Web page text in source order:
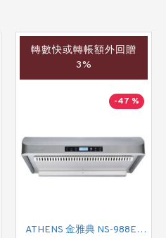
轉數快或轉帳額外回贈
3%
-47 %
ATHENS 金雅典 NS-988EH 標準抽油煙機